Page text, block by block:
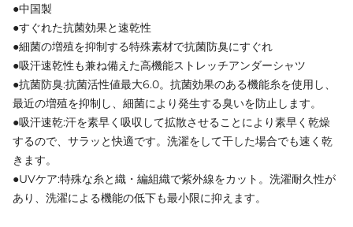
●中国製
●すぐれた抗菌効果と速乾性
●細菌の増殖を抑制する特殊素材で抗菌防臭にすぐれ
●吸汗速乾性も兼ね備えた高機能ストレッチアンダーシャツ
●抗菌防臭:抗菌活性値最大6.0。抗菌効果のある機能糸を使用し、
最近の増殖を抑制し、細菌により発生する臭いを防止します。
●吸汗速乾:汗を素早く吸収して拡散させることにより素早く乾燥
するので、サラッと快適です。洗濯をして干した場合でも速く乾
きます。
●UVケア:特殊な糸と織・編組織で紫外線をカット。洗濯耐久性が
あり、洗濯による機能の低下も最小限に抑えます。